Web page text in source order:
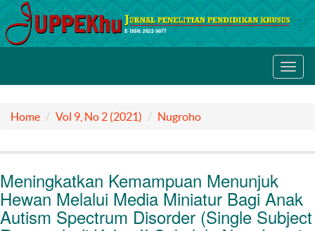
Home Vol 9, No 2 (2021) Nugroho
Meningkatkan Kemampuan Menunjuk
Hewan Melalui Media Miniatur Bagi Anak
Autism Spectrum Disorder (Single Subject